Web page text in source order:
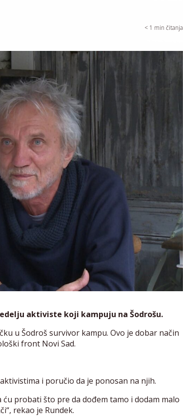
< 1 min čitanja
aktiviste koji kampuju na Šodrošu.
u Šodroš survivor kampu. Ovo je dobar način
front Novi Sad.
i poručio da je ponosan na njih.
ću probati što pre da dođem tamo i dodam malo
rekao je Rundek.